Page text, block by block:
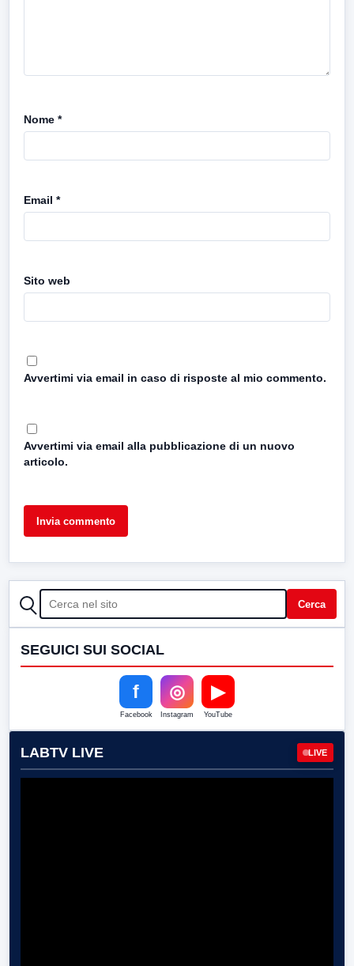
Nome *
Email *
Sito web
Avvertimi via email in caso di risposte al mio commento.
Avvertimi via email alla pubblicazione di un nuovo
articolo.
CERCA Cerca
SEGUICI SUI SOCIAL
f
Facebook
◎
Instagram
▶
YouTube
LABTV LIVE LIVE